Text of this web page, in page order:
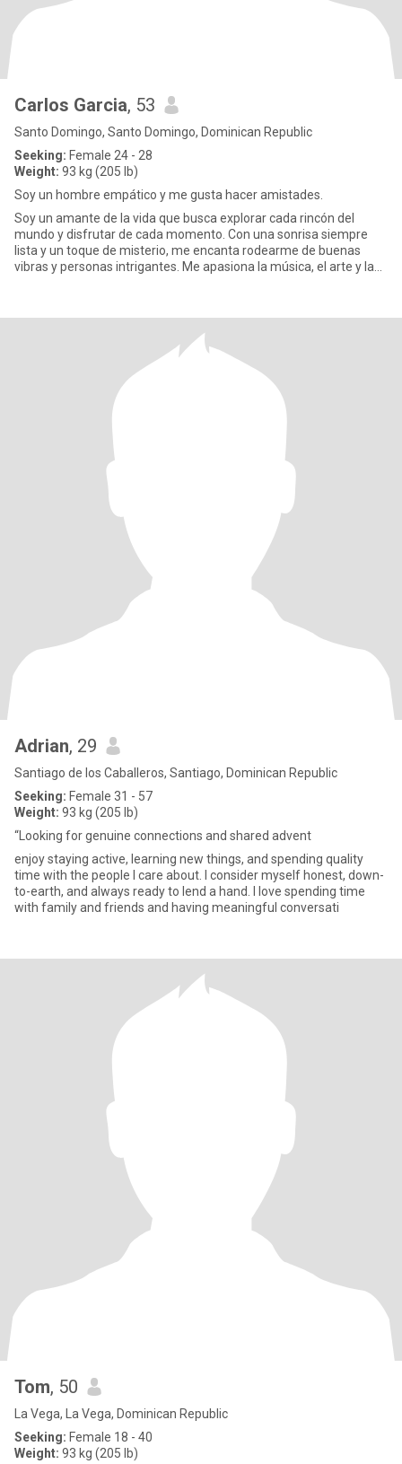
Carlos Garcia, 53
Santo Domingo, Santo Domingo, Dominican Republic
Seeking: Female 24 - 28
Weight: 93 kg (205 lb)
Soy un hombre empático y me gusta hacer amistades.
Soy un amante de la vida que busca explorar cada rincón del
mundo y disfrutar de cada momento. Con una sonrisa siempre
lista y un toque de misterio, me encanta rodearme de buenas
vibras y personas intrigantes. Me apasiona la música, el arte y las
Adrian, 29
Santiago de los Caballeros, Santiago, Dominican Republic
Seeking: Female 31 - 57
Weight: 93 kg (205 lb)
“Looking for genuine connections and shared advent
enjoy staying active, learning new things, and spending quality
time with the people I care about. I consider myself honest, down-
to-earth, and always ready to lend a hand. I love spending time
with family and friends and having meaningful conversati
Tom, 50
La Vega, La Vega, Dominican Republic
Seeking: Female 18 - 40
Weight: 93 kg (205 lb)